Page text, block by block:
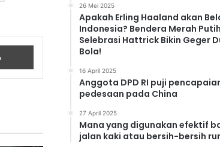
26 Mei 2025
Apakah Erling Haaland akan
Indonesia? Bendera Merah
Selebrasi Hattrick Bikin Geger
Bola!
16 April 2025
Anggota DPD RI puji
pedesaan pada China
27 April 2025
Mana yang digunakan efektif
jalan kaki atau bersih-bersih